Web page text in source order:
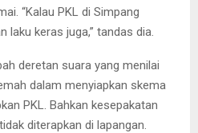
“Kalau PKL di Simpang
laku keras juga,” tandas dia.
deretan suara yang menilai
dalam menyiapkan skema
PKL. Bahkan kesepakatan
diterapkan di lapangan.